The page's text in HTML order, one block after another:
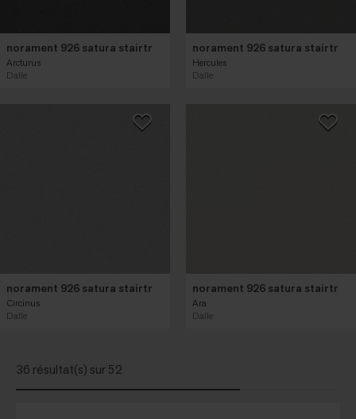
norament 926 satura stairtr
Arcturus
Dalle
norament 926 satura stairtr
Hercules
Dalle
norament 926 satura stairtr
Circinus
Dalle
norament 926 satura stairtr
Ara
Dalle
36 résultat(s) sur 52